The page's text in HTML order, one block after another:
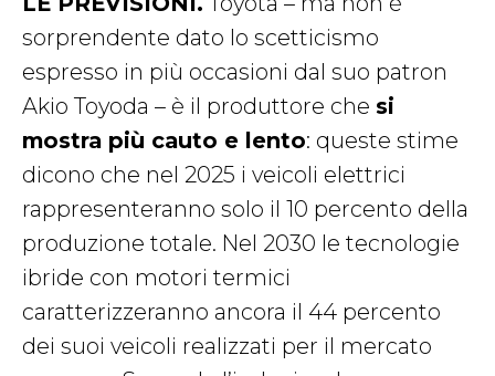
sorprendente dato lo scetticismo
espresso in più occasioni dal suo patron
Akio Toyoda – è il produttore che si
mostra più cauto e lento: queste stime
dicono che nel 2025 i veicoli elettrici
rappresenteranno solo il 10 percento della
produzione totale. Nel 2030 le tecnologie
ibride con motori termici
caratterizzeranno ancora il 44 percento
dei suoi veicoli realizzati per il mercato